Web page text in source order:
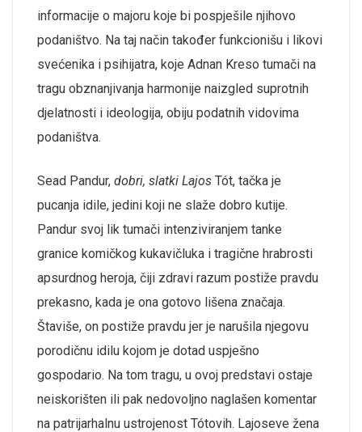
informacije o majoru koje bi pospješile njihovo
podaništvo. Na taj način također funkcionišu i likovi
svećenika i psihijatra, koje Adnan Kreso tumači na
tragu obznanjivanja harmonije naizgled suprotnih
djelatnosti i ideologija, obiju podatnih vidovima
podaništva.
Sead Pandur, dobri, slatki Lajos Tót, tačka je
pucanja idile, jedini koji ne slaže dobro kutije.
Pandur svoj lik tumači intenziviranjem tanke
granice komičkog kukavičluka i tragične hrabrosti
apsurdnog heroja, čiji zdravi razum postiže pravdu
prekasno, kada je ona gotovo lišena značaja.
Štaviše, on postiže pravdu jer je narušila njegovu
porodičnu idilu kojom je dotad uspješno
gospodario. Na tom tragu, u ovoj predstavi ostaje
neiskorišten ili pak nedovoljno naglašen komentar
na patrijarhalnu ustrojenost Tótovih. Lajoseve žena